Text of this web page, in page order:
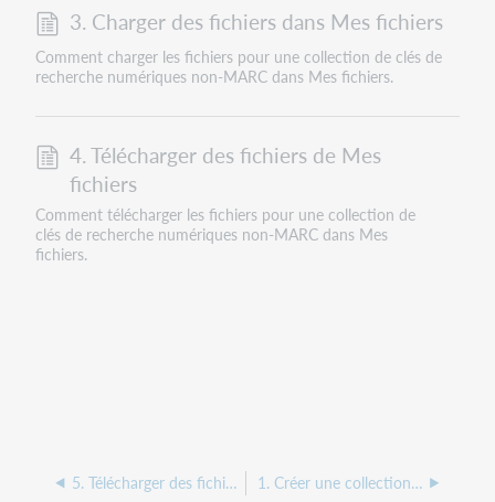
3. Charger des fichiers dans Mes fichiers
Comment charger les fichiers pour une collection de clés de
recherche numériques non-MARC dans Mes fichiers.
4. Télécharger des fichiers de Mes
fichiers
Comment télécharger les fichiers pour une collection de
clés de recherche numériques non-MARC dans Mes
fichiers.
5. Télécharger des fichiers de Mes fichiers 1. Créer une collection de clés de recherche numériques non-MARC